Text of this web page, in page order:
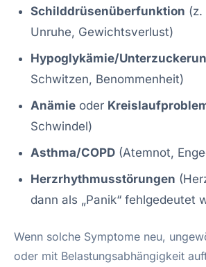
Schilddrüsenüberfunktion (z.
Unruhe, Gewichtsverlust)
Hypoglykämie/
Schwitzen, Benommenheit)
Anämie oder
Schwindel)
Asthma/COPD (Atemnot,
Herzrhythmusstörungen
dann als „Panik“ fehlgedeutet
Wenn solche Symptome neu,
oder mit Belastungsabhängigkeit